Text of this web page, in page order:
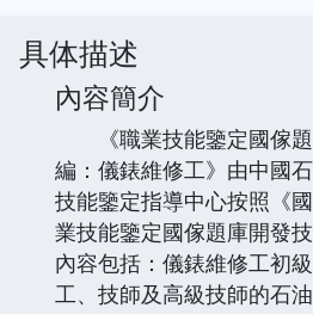
具体描述
內容簡介
《職業技能鑒定國傢題
編：儀錶維修工》由中國
技能鑒定指導中心按照《
業技能鑒定國傢題庫開發
內容包括：儀錶維修工初
工、技師及高級技師的石